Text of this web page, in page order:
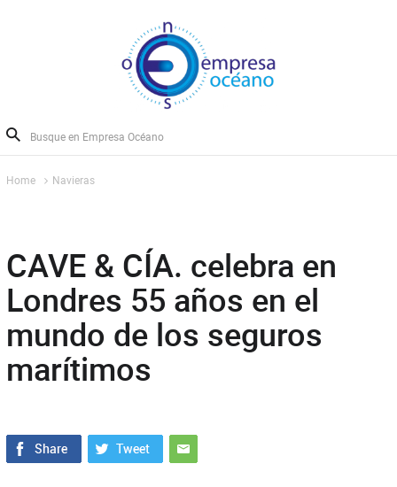
Home Navieras
CAVE & CÍA. celebra en
Londres 55 años en el
mundo de los seguros
marítimos